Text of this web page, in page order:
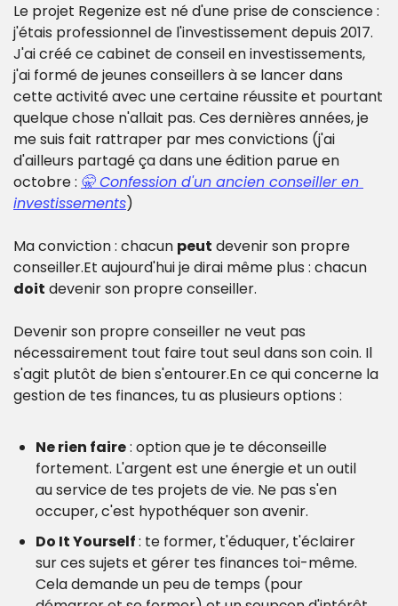
Le projet Regenize est né d'une prise de conscience :
j'étais professionnel de l'investissement depuis 2017.
J'ai créé ce cabinet de conseil en investissements,
j'ai formé de jeunes conseillers à se lancer dans
cette activité avec une certaine réussite et pourtant
quelque chose n'allait pas. Ces dernières années, je
me suis fait rattraper par mes convictions (j'ai
d'ailleurs partagé ça dans une édition parue en
octobre : 🤫 Confession d'un ancien conseiller en
investissements)
Ma conviction : chacun peut devenir son propre
conseiller.
doit devenir son propre conseiller.
Devenir son propre conseiller ne veut pas
nécessairement tout faire tout seul dans son coin. Il
s'agit plutôt de bien s'entourer.En ce qui concerne la
gestion de tes finances, tu as plusieurs options :
Ne rien faire : option que je te déconseille
fortement. L'argent est une énergie et un outil
au service de tes projets de vie. Ne pas s'en
occuper, c'est hypothéquer son avenir.
Do It Yourself : te former, t'éduquer, t'éclairer
sur ces sujets et gérer tes finances toi-même.
Cela demande un peu de temps (pour